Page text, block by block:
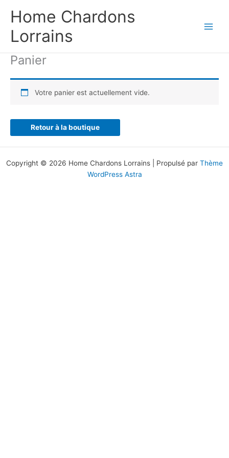
Home Chardons
Lorrains
Panier
Votre panier est actuellement vide.
Retour à la boutique
Copyright © 2026 Home Chardons Lorrains | Propulsé par Thème
WordPress Astra